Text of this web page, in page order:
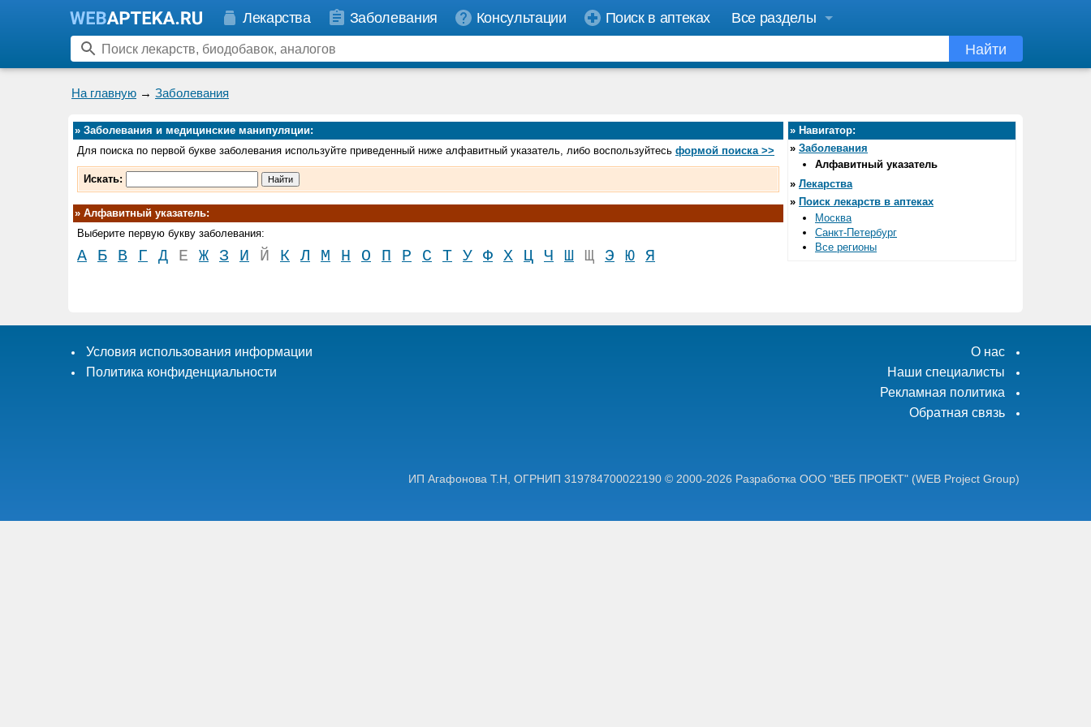
Лекарства Заболевания Консультации Поиск в аптеках
Все разделы
Найти
На главную → Заболевания
» Заболевания и медицинские манипуляции:
Для поиска по первой букве заболевания используйте приведенный ниже алфавитный указатель, либо воспользуйтесь формой поиска >>
Искать:
» Алфавитный указатель:
Выберите первую букву заболевания:
А Б В Г Д Е Ж З И Й К Л М Н О П Р С Т У Ф Х Ц Ч Ш Щ Э Ю Я
» Навигатор:
» Заболевания
Алфавитный указатель
» Лекарства
» Поиск лекарств в аптеках
Москва
Санкт-Петербург
Все регионы
Условия использования информации
Политика конфиденциальности
О нас
Наши специалисты
Рекламная политика
Обратная связь
ИП Агафонова Т.Н, ОГРНИП 319784700022190 © 2000-2026 Разработка ООО "ВЕБ ПРОЕКТ" (WEB Project Group)